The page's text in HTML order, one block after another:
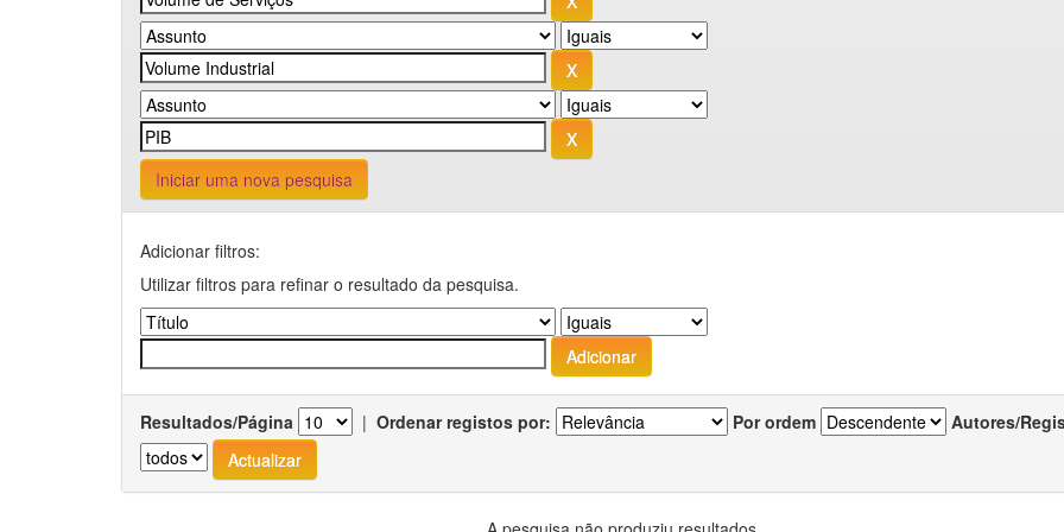
Iniciar uma nova pesquisa
Adicionar filtros:
Utilizar filtros para refinar o resultado da pesquisa.
Resultados/Página | Ordenar registos por: Por ordem Autores/